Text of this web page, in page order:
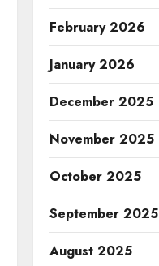
February 2026
January 2026
December 2025
November 2025
October 2025
September 2025
August 2025